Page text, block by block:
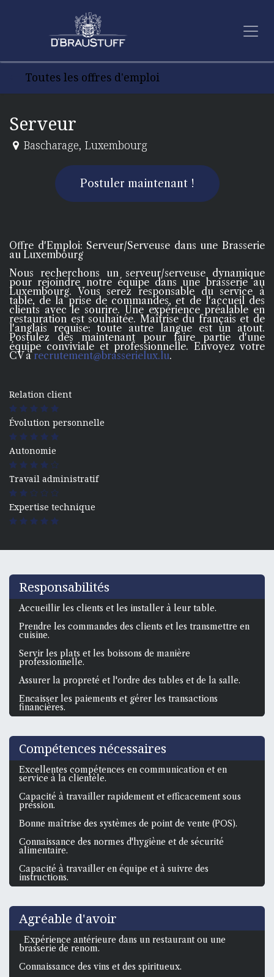
Toutes les offres d'emploi
Serveur
Bascharage, Luxembourg
Postuler maintenant !
Offre d'Emploi: Serveur/Serveuse dans une Brasserie
au Luxembourg
Nous recherchons un serveur/serveuse dynamique
pour rejoindre notre équipe dans une brasserie au
Luxembourg. Vous serez responsable du service à
table, de la prise de commandes, et de l'accueil des
clients avec le sourire. Une expérience préalable en
restauration est souhaitée. Maîtrise du français et de
l'anglais requise; toute autre langue est un atout.
Postulez dès maintenant pour faire partie d'une
équipe conviviale et professionnelle. Envoyez votre
CV àrecrutement@brasserielux.lu.
Relation client
Évolution personnelle
Autonomie
Travail administratif
Expertise technique
Responsabilités
Accueillir les clients et les installer à leur table.
Prendre les commandes des clients et les transmettre en
cuisine.
Servir les plats et les boissons de manière
professionnelle.
Assurer la propreté et l'ordre des tables et de la salle.
Encaisser les paiements et gérer les transactions
financières.
Compétences nécessaires
Excellentes compétences en communication et en
service à la clientèle.
Capacité à travailler rapidement et efficacement sous
pression.
Bonne maîtrise des systèmes de point de vente (POS).
Connaissance des normes d'hygiène et de sécurité
alimentaire.
Capacité à travailler en équipe et à suivre des
instructions.
Agréable d'avoir
Expérience antérieure dans un restaurant ou une
brasserie de renom.
Connaissance des vins et des spiritueux.